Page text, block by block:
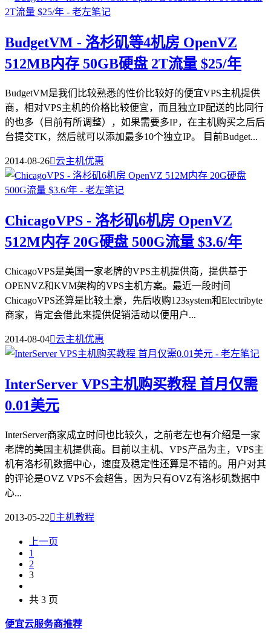
BudgetVM - 洛杉矶等4机房 OpenVZ
512MB内存 50GB硬盘 2T流量 $25/年
BudgetVM是我们比较熟悉的性价比较好的便宜VPS主机提供
商，相对VPS主机的价格比较便宜，而且独立IP配送的比同行
的也多（目前有所调整），如果需要多IP，在主机购买之后后
台提交TK，然后就可以添加最多10个独立IP。 目前Budget...
2014-08-26云主机优惠
ChicagoVPS - 洛杉矶6机房 OpenVZ
512M内存 20G硬盘 500G流量 $3.6/年
ChicagoVPS是美国一家老牌的VPS主机提供商，提供基于
OPENVZ和KVM架构的VPS主机方案。最近一段时间
ChicagoVPS还算是比较土豪，先后收购123system和Electribyte
商家，肯定会借此来提供促销活动以便用户...
2014-08-04云主机优惠
InterServer VPS主机购买教程 首月仅需
0.01美元
InterServer商家成立时间也比较久，之前老左也有介绍是一家
老牌的美国主机提供商。目前以主机、VPS产品为主，VPS主
机有洛杉矶数据中心，速度及稳定性还算是不错的。用户对其
的评论是OVZ VPS不会超售，因为只有OVZ有洛杉矶数据中
心...
2013-05-22主机教程
上一页
1
2
3
共 3 页
便宜云服务商推荐